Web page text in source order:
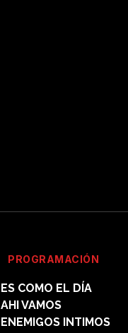
PROGRAMACIÓN
ES COMO EL DÍA
AHI VAMOS
ENEMIGOS INTIMOS